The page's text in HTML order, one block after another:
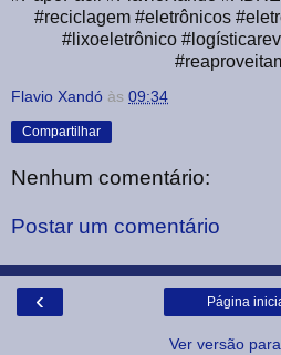
#reciclagem #eletrônicos
#lixoeletrônico
Flavio Xandó às 09:34
Compartilhar
Nenhum comentário:
Postar um comentário
‹ Página
Ver versão